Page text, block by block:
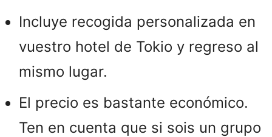
Incluye recogida personalizada en
vuestro hotel de Tokio y regreso al
mismo lugar.
El precio es bastante económico.
Ten en cuenta que si sois un grupo